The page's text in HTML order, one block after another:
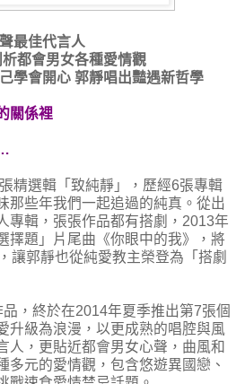
最佳代言人
都會男女各種愛情觀
學會開心 郭靜唱出豔遇新哲學
關係裡
選輯「致純靜」，歷經6張專輯
那些年我們一起追過的純真。從出
專輯，張張作品都有搭劇，2013年
擇題」片尾曲《你眼中的我》，將
讓郭靜也從純愛教主榮登為「搭劇
終於在2014年夏季推出第7張個
升級為浪漫，以更成熟的唱腔與風
人，更貼近都會男女心聲，曲風和
多元的愛情觀，包含悠遊異國戀、